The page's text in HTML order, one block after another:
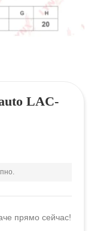
LAC-
прямо сейчас!